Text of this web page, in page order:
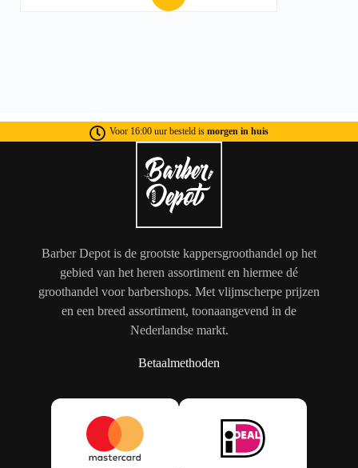
Voor 16:00 uur besteld is morgen in huis
Barber Depot is de grootste kappersgroothandel op het
gebied van het heren assortiment en hiermee dé
groothandel voor barbershops. Met vlijmscherpe prijzen
en een breed assortiment, toonaangevend in de
Nederlandse markt.
Betaalmethoden